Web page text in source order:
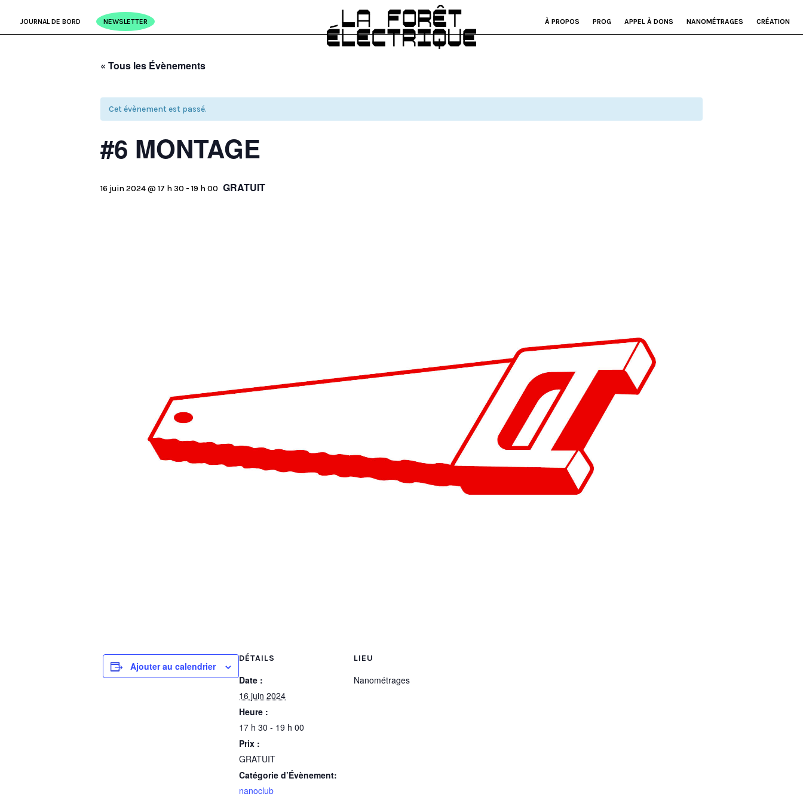
JOURNAL DE BORD NEWSLETTER À PROPOS PROG APPEL À DONS NANOMÉTRAGES CRÉATION
« Tous les Évènements
Cet évènement est passé.
#6 MONTAGE
16 juin 2024 @ 17 h 30 - 19 h 00 GRATUIT
Ajouter au calendrier
DÉTAILS
Date :
16 juin 2024
Heure :
17 h 30 - 19 h 00
Prix :
GRATUIT
Catégorie d’Évènement:
nanoclub
LIEU
Nanométrages